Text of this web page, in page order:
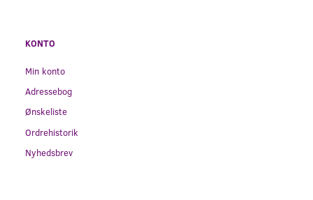
KONTO
Min konto
Adressebog
Ønskeliste
Ordrehistorik
Nyhedsbrev